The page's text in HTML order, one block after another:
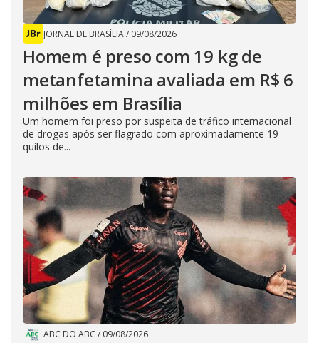
JORNAL DE BRASÍLIA/ 09/08/2026
Homem é preso com 19 kg de
metanfetamina avaliada em R$ 6
milhões em Brasília
Um homem foi preso por suspeita de tráfico internacional
de drogas após ser flagrado com aproximadamente 19
quilos de...
ABC DO ABC / 09/08/2026